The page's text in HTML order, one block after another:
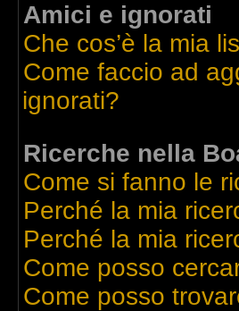
Amici e ignorati
Che cos’è la mia
Come faccio ad
ignorati?
Ricerche nella
Come si fanno le
Perché la mia
Perché la mia
Come posso
Come posso